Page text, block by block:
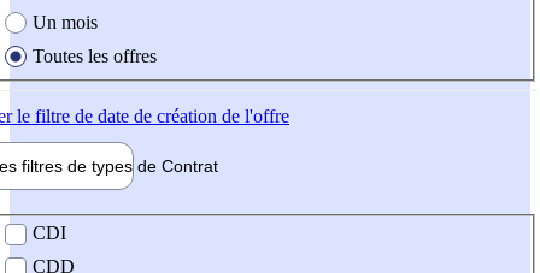
Un mois
Toutes les offres
le filtre de date de création de l'offre
filtres de types de Contrat
contrat
CDI
CDD